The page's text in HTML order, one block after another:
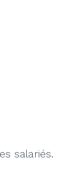
salariés.